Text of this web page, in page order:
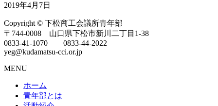
2019年4月7日
Copyright © 下松商工会議所青年部
〒744-0008 山口県下松市新川二丁目1-38
0833-41-1070 0833-44-2022
yeg@kudamatsu-cci.or.jp
MENU
ホーム
青年部とは